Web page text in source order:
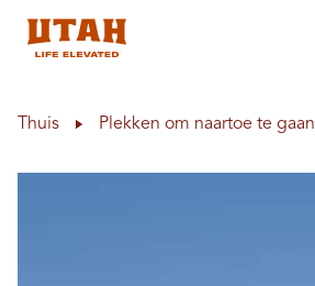
Thuis Plekken om naartoe te gaan